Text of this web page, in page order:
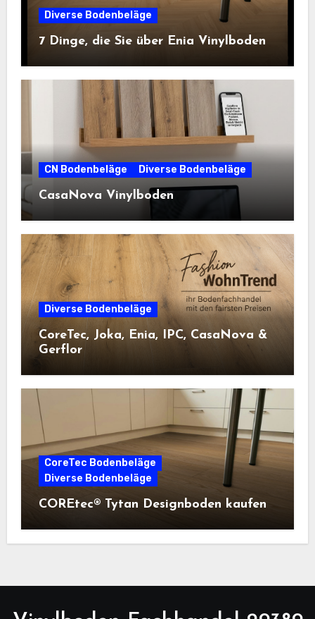
Diverse Bodenbeläge
7 Dinge, die Sie über Enia Vinylboden
CN Bodenbeläge Diverse Bodenbeläge
CasaNova Vinylboden
Diverse Bodenbeläge
CoreTec, Joka, Enia, IPC, CasaNova &
Gerflor
CoreTec Bodenbeläge
Diverse Bodenbeläge
COREtec® Tytan Designboden kaufen